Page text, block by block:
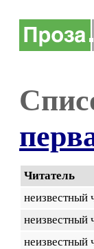
Читатель
неизвестный
неизвестный
неизвестный